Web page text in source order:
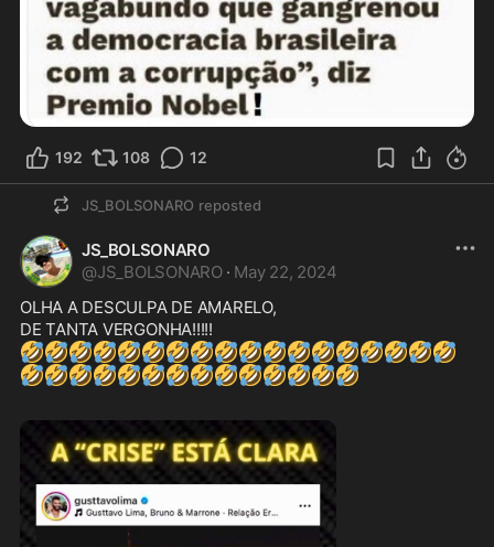
192 108 12
JS_BOLSONARO reposted
JS_BOLSONARO
@JS_BOLSONARO · May 22, 2024
OLHA A DESCULPA DE AMARELO,
🤣🤣🤣🤣🤣🤣🤣🤣🤣🤣🤣🤣🤣🤣🤣🤣🤣🤣
🤣🤣🤣🤣🤣🤣🤣🤣🤣🤣🤣🤣🤣🤣